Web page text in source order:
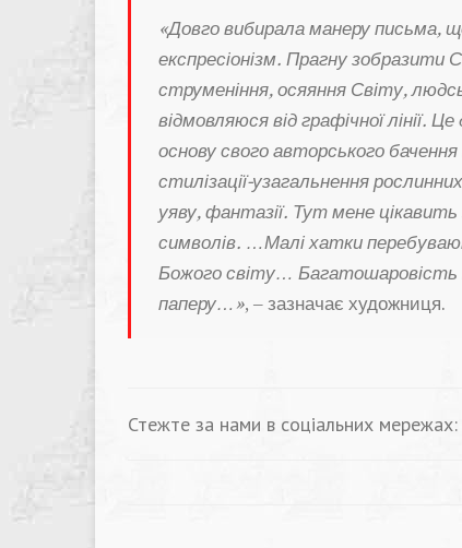
«Довго вибирала манеру письма,
експресіонізм. Прагну зобразити
струменіння, осяяння Світу,
відмовляюся від графічної лінії.
основу свого авторського
стилізації-узагальнення
уяву, фантазії. Тут мене
символів. …Малі хатки
Божого світу… Багатошаровість
паперу…», – зазначає художниця.
Стежте за нами в соціальних мережах: